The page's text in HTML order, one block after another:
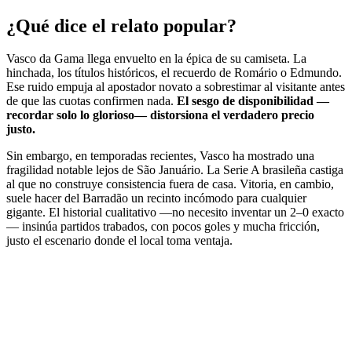
¿Qué dice el relato popular?
Vasco da Gama llega envuelto en la épica de su camiseta. La
hinchada, los títulos históricos, el recuerdo de Romário o Edmundo.
Ese ruido empuja al apostador novato a sobrestimar al visitante antes
de que las cuotas confirmen nada. El sesgo de disponibilidad —
recordar solo lo glorioso— distorsiona el verdadero precio
justo.
Sin embargo, en temporadas recientes, Vasco ha mostrado una
fragilidad notable lejos de São Januário. La Serie A brasileña castiga
al que no construye consistencia fuera de casa. Vitoria, en cambio,
suele hacer del Barradão un recinto incómodo para cualquier
gigante. El historial cualitativo —no necesito inventar un 2–0 exacto
— insinúa partidos trabados, con pocos goles y mucha fricción,
justo el escenario donde el local toma ventaja.